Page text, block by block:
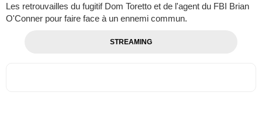
Les retrouvailles du fugitif Dom Toretto et de l'agent du FBI Brian
O'Conner pour faire face à un ennemi commun.
STREAMING